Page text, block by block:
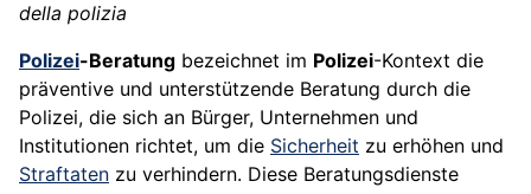
della polizia
Polizei-Beratung bezeichnet im Polizei-Kontext die
präventive und unterstützende Beratung durch die
Polizei, die sich an Bürger, Unternehmen und
Institutionen richtet, um die Sicherheit zu erhöhen und
Straftaten zu verhindern. Diese Beratungsdienste